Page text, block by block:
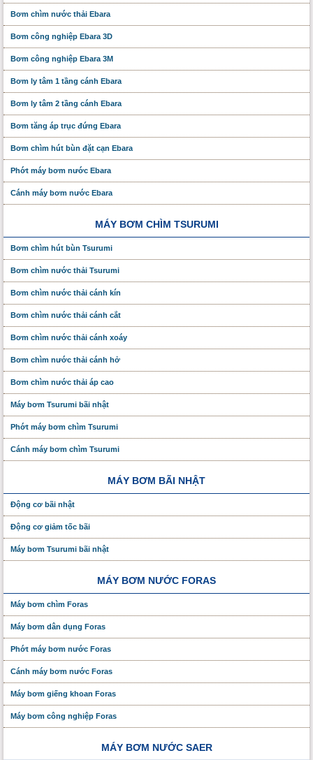
Bơm chìm nước thải Ebara
Bơm công nghiệp Ebara 3D
Bơm công nghiệp Ebara 3M
Bơm ly tâm 1 tầng cánh Ebara
Bơm ly tâm 2 tầng cánh Ebara
Bơm tăng áp trục đứng Ebara
Bơm chìm hút bùn đặt cạn Ebara
Phớt máy bơm nước Ebara
Cánh máy bơm nước Ebara
MÁY BƠM CHÌM TSURUMI
Bơm chìm hút bùn Tsurumi
Bơm chìm nước thải Tsurumi
Bơm chìm nước thải cánh kín
Bơm chìm nước thải cánh cắt
Bơm chìm nước thải cánh xoáy
Bơm chìm nước thải cánh hở
Bơm chìm nước thải áp cao
Máy bơm Tsurumi bãi nhật
Phớt máy bơm chìm Tsurumi
Cánh máy bơm chìm Tsurumi
MÁY BƠM BÃI NHẬT
Động cơ bãi nhật
Động cơ giảm tốc bãi
Máy bơm Tsurumi bãi nhật
MÁY BƠM NƯỚC FORAS
Máy bơm chìm Foras
Máy bơm dân dụng Foras
Phớt máy bơm nước Foras
Cánh máy bơm nước Foras
Máy bơm giếng khoan Foras
Máy bơm công nghiệp Foras
MÁY BƠM NƯỚC SAER